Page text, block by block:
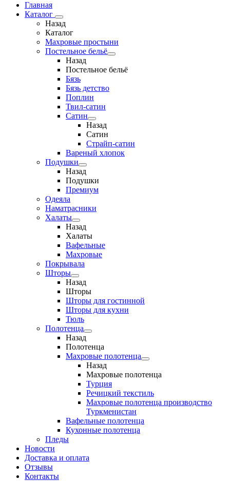
Главная
Каталог
Назад
Каталог
Махровые простыни
Постельное бельё
Назад
Постельное бельё
Бязь
Бязь детство
Поплин
Твил-сатин
Сатин
Назад
Сатин
Страйп-сатин
Вареный хлопок
Подушки
Назад
Подушки
Премиум
Одеяла
Наматрасники
Халаты
Назад
Халаты
Вафельные
Махровые
Покрывала
Шторы
Назад
Шторы
Шторы для гостинной
Шторы для кухни
Тюль
Полотенца
Назад
Полотенца
Махровые полотенца
Назад
Махровые полотенца
Турция
Речицкий текстиль
Махровые полотенца производство
Туркменистан
Вафельные полотенца
Кухонные полотенца
Пледы
Новости
Доставка и оплата
Отзывы
Контакты